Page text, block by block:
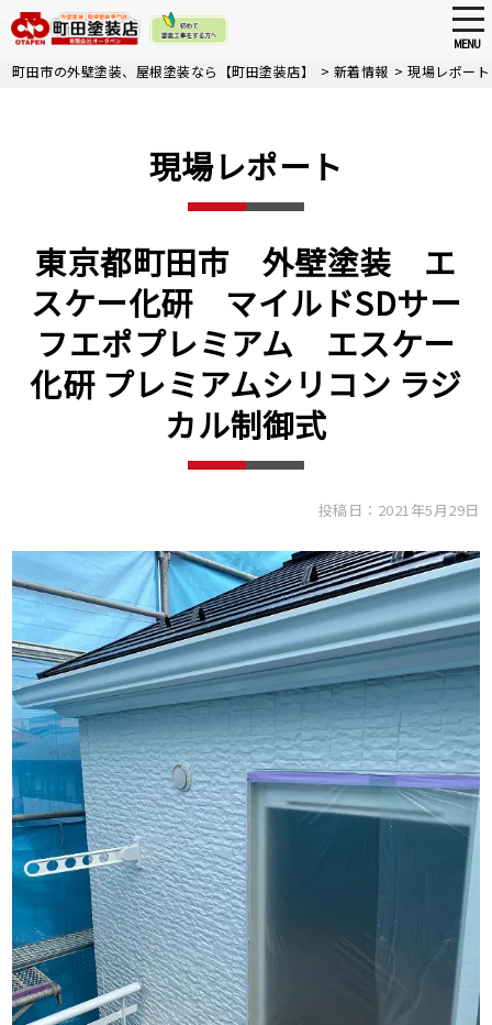
Skip
MENU
町田市の外壁塗装、屋根塗装なら【町田塗装店】 > 新着情報 >現場レポート
現場レポート
東京都町田市 外壁塗装 エ
スケー化研 マイルドSDサー
フエポプレミアム エスケー
化研 プレミアムシリコン ラジ
カル制御式
投稿日：2021年5月29日